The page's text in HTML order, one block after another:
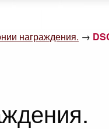
награждения. →